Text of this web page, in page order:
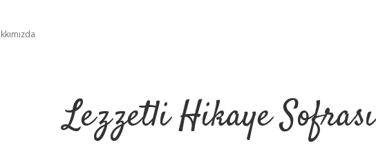
Lezzetli Hikaye Sofrası